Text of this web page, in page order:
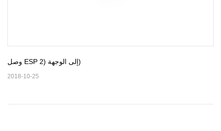
وصل ESP إلى الوجهة (2)
2018-10-25